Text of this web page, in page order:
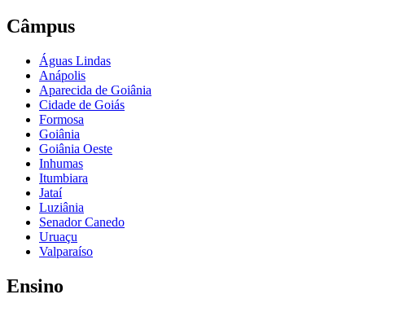
Câmpus
Águas Lindas
Anápolis
Aparecida de Goiânia
Cidade de Goiás
Formosa
Goiânia
Goiânia Oeste
Inhumas
Itumbiara
Jataí
Luziânia
Senador Canedo
Uruaçu
Valparaíso
Ensino